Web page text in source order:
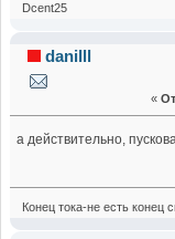
Dcent25
danilll
«
а действительно,
Конец тока-не есть конец